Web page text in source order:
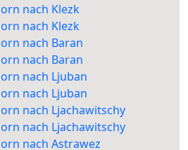
nach Klezk
nach Klezk
nach Baran
nach Baran
nach Ljuban
nach Ljuban
nach Ljachawitschy
nach Ljachawitschy
nach Astrawez